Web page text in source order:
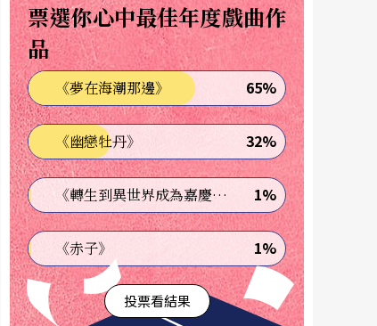
票選你心中最佳年度戲曲作
品
《夢在海潮那邊》 65%
《幽戀牡丹》 32%
《轉生到異世界成為嘉慶君—發現我的祖先是詐騙集團!?》 1%
《赤子》 1%
投票看結果